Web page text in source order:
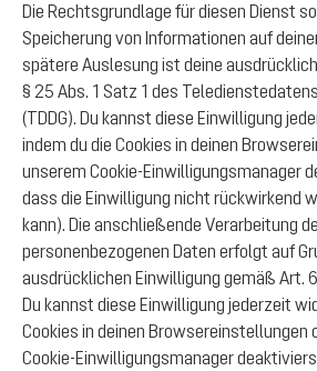
Die Rechtsgrundlage für diesen Dienst
Speicherung von Informationen auf
spätere Auslesung ist deine
§ 25 Abs. 1 Satz 1 des
(TDDG). Du kannst diese Einwilligung
indem du die Cookies in deinen
unserem Cookie-Einwilligungsmanager
dass die Einwilligung nicht rückwirkend
kann). Die anschließende Verarbeitung
personenbezogenen Daten erfolgt auf
ausdrücklichen Einwilligung gemäß Art. 6
Du kannst diese Einwilligung jederzeit
Cookies in deinen Browsereinstellungen
Cookie-Einwilligungsmanager